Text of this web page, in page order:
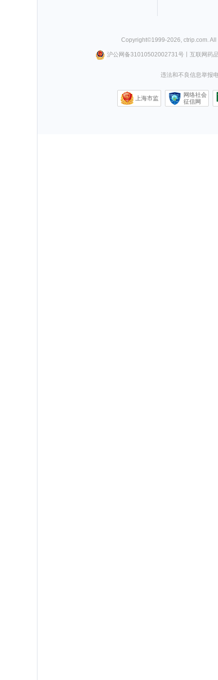
Copyright©1999-2026, ctrip.com.
沪公网备31010502002731号丨 互联网药
违法和不良信息举报
上海市监
网络社会
征信网